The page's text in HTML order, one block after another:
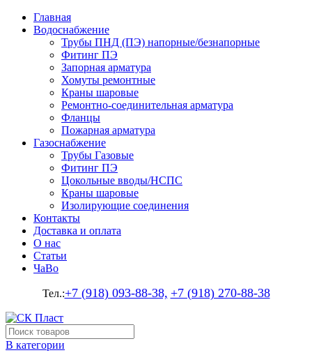
Главная
Водоснабжение
Трубы ПНД (ПЭ) напорные/безнапорные
Фитинг ПЭ
Запорная арматура
Хомуты ремонтные
Краны шаровые
Ремонтно-соединительная арматура
Фланцы
Пожарная арматура
Газоснабжение
Трубы Газовые
Фитинг ПЭ
Цокольные вводы/НСПС
Краны шаровые
Изолирующие соединения
Контакты
Доставка и оплата
О нас
Статьи
ЧаВо
Тел.:+7 (918) 093-88-38, +7 (918) 270-88-38
В категории